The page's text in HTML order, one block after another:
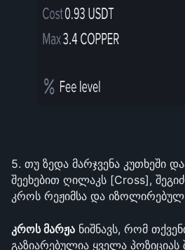
5. თუ ზედა მარჯვენა კუთხეში
შეეხებით ღილაკს [Cross],
კროს რეჟიმსა და იზოლირებულ
კროს მარჟა ნიშნავს, რომ